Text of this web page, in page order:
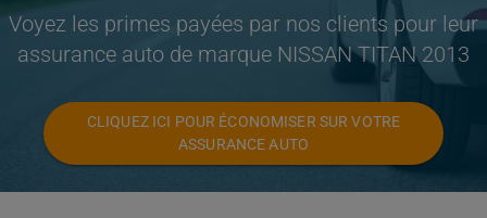
Voyez les primes payées par nos clients pour leur
assurance auto de marque NISSAN TITAN 2013
CLIQUEZ ICI POUR ÉCONOMISER SUR VOTRE
ASSURANCE AUTO